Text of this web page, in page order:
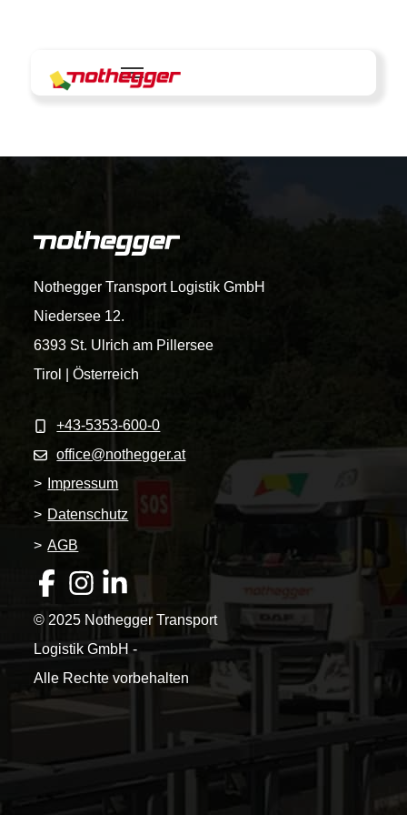
Nothegger Transport Logistik GmbH
Niedersee 12.
6393 St. Ulrich am Pillersee
Tirol | Österreich
+43-5353-600-0
office@nothegger.at
>
Impressum
> Datenschutz
> AGB
© 2025 Nothegger Transport
Logistik GmbH -
Alle Rechte vorbehalten